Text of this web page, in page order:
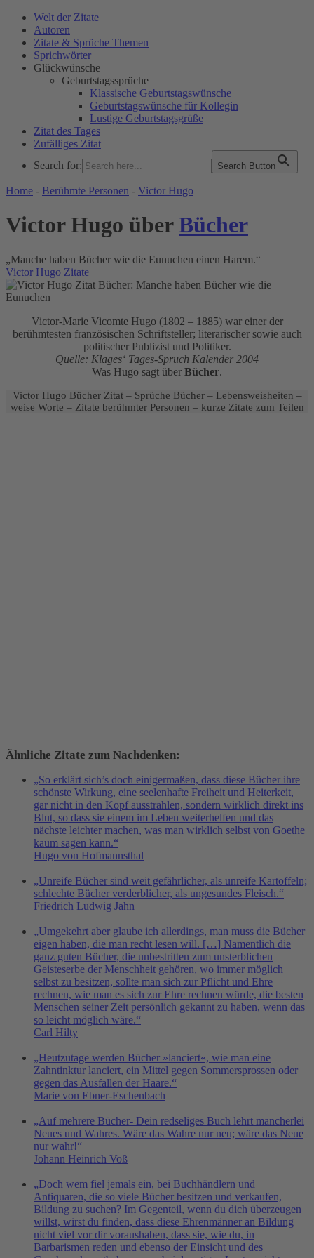
Welt der Zitate
Autoren
Zitate & Sprüche Themen
Sprichwörter
Glückwünsche
Geburtstagssprüche
Klassische Geburtstagswünsche
Geburtstagswünsche für Kollegin
Lustige Geburtstagsgrüße
Zitat des Tages
Zufälliges Zitat
Search for:
Search Button
WELT DER ZITATE
Home - Berühmte Personen - Victor Hugo
Victor Hugo überBücher
„Manche haben Bücher wie die Eunuchen einen Harem.“
Victor Hugo Zitate
Victor-Marie Vicomte Hugo (1802 – 1885) war einer der
berühmtesten französischen Schriftsteller; literarischer sowie auch
politischer Publizist und Politiker.
Quelle: Klages‘ Tages-Spruch Kalender 2004
Was Hugo sagt über Bücher.
Victor Hugo Bücher Zitat – Sprüche Bücher – Lebensweisheiten –
weise Worte – Zitate berühmter Personen – kurze Zitate zum Teilen
Ähnliche Zitate zum Nachdenken:
„So erklärt sich’s doch einigermaßen, dass diese Bücher ihre
schönste Wirkung, eine seelenhafte Freiheit und Heiterkeit,
gar nicht in den Kopf ausstrahlen, sondern wirklich direkt ins
Blut, so dass sie einem im Leben weiterhelfen und das
nächste leichter machen, was man wirklich selbst von Goethe
kaum sagen kann.“
Hugo von Hofmannsthal
„Unreife Bücher sind weit gefährlicher, als unreife Kartoffeln;
schlechte Bücher verderblicher, als ungesundes Fleisch.“
Friedrich Ludwig Jahn
„Umgekehrt aber glaube ich allerdings, man muss die Bücher
eigen haben, die man recht lesen will. […] Namentlich die
ganz guten Bücher, die unbestritten zum unsterblichen
Geisteserbe der Menschheit gehören, wo immer möglich
selbst zu besitzen, sollte man sich zur Pflicht und Ehre
rechnen, wie man es sich zur Ehre rechnen würde, die besten
Menschen seiner Zeit persönlich gekannt zu haben, wenn das
so leicht möglich wäre.“
Carl Hilty
„Heutzutage werden Bücher »lanciert«, wie man eine
Zahntinktur lanciert, ein Mittel gegen Sommersprossen oder
gegen das Ausfallen der Haare.“
Marie von Ebner-Eschenbach
„Auf mehrere Bücher- Dein redseliges Buch lehrt mancherlei
Neues und Wahres. Wäre das Wahre nur neu; wäre das Neue
nur wahr!“
Johann Heinrich Voß
„Doch wem fiel jemals ein, bei Buchhändlern und
Antiquaren, die so viele Bücher besitzen und verkaufen,
Bildung zu suchen? Im Gegenteil, wenn du dich überzeugen
willst, wirst du finden, dass diese Ehrenmänner an Bildung
nicht viel vor dir voraushaben, dass sie, wie du, in
Barbarismen reden und ebenso der Einsicht und des